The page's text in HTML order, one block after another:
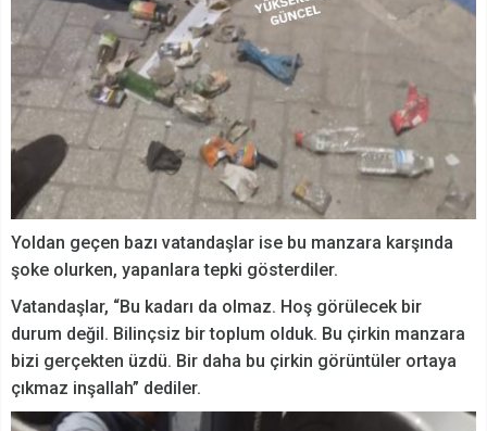
Yoldan geçen bazı vatandaşlar ise bu manzara karşında
şoke olurken, yapanlara tepki gösterdiler.
Vatandaşlar, “Bu kadarı da olmaz. Hoş görülecek bir
durum değil. Bilinçsiz bir toplum olduk. Bu çirkin manzara
bizi gerçekten üzdü. Bir daha bu çirkin görüntüler ortaya
çıkmaz inşallah” dediler.